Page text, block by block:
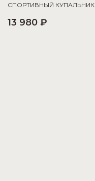
СПОРТИВНЫЙ КУПАЛЬНИК
13 980 ₽